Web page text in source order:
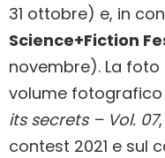
31 ottobre) e, in
Science+Fiction
novembre). La
volume fotografico
its secrets – Vol. 07
contest 2021 e sul